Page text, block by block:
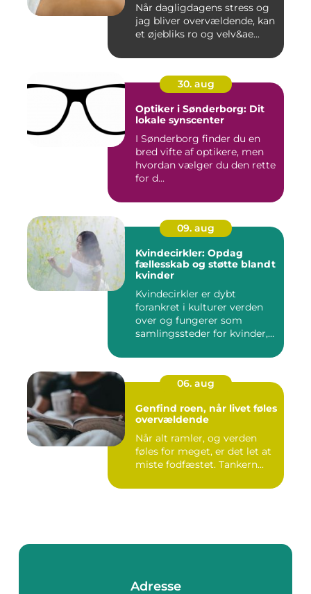
Når dagligdagens stress og
jag bliver overvældende, kan
et øjebliks ro og velv&ae...
30. aug
Optiker i Sønderborg: Dit
lokale synscenter
I Sønderborg finder du en
bred vifte af optikere, men
hvordan vælger du den rette
for d...
09. aug
Kvindecirkler: Opdag
fællesskab og støtte blandt
kvinder
Kvindecirkler er dybt
forankret i kulturer verden
over og fungerer som
samlingssteder for kvinder,
06. aug
Genfind roen, når livet føles
overvældende
Når alt ramler, og verden
føles for meget, er det let at
miste fodfæstet. Tankern...
Adresse